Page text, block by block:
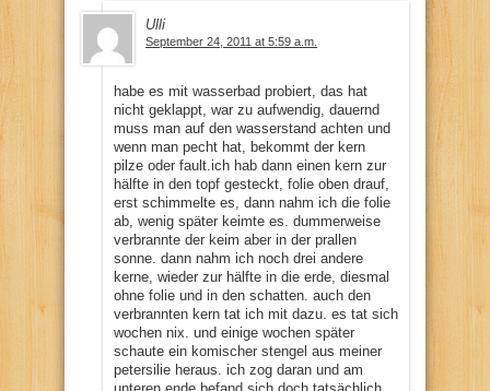
Ulli
September 24, 2011 at 5:59 a.m.
habe es mit wasserbad probiert, das hat
nicht geklappt, war zu aufwendig, dauernd
muss man auf den wasserstand achten und
wenn man pecht hat, bekommt der kern
pilze oder fault.ich hab dann einen kern zur
hälfte in den topf gesteckt, folie oben drauf,
erst schimmelte es, dann nahm ich die folie
ab, wenig später keimte es. dummerweise
verbrannte der keim aber in der prallen
sonne. dann nahm ich noch drei andere
kerne, wieder zur hälfte in die erde, diesmal
ohne folie und in den schatten. auch den
verbrannten kern tat ich mit dazu. es tat sich
wochen nix. und einige wochen später
schaute ein komischer stengel aus meiner
petersilie heraus. ich zog daran und am